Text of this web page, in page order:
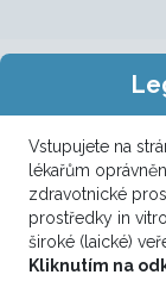
Další
Onkolog,
CCC
20. 3. 2026
Vstupujete na
lékařům
zdravotnické
prostředky in
široké (laické)
Kliknutím na